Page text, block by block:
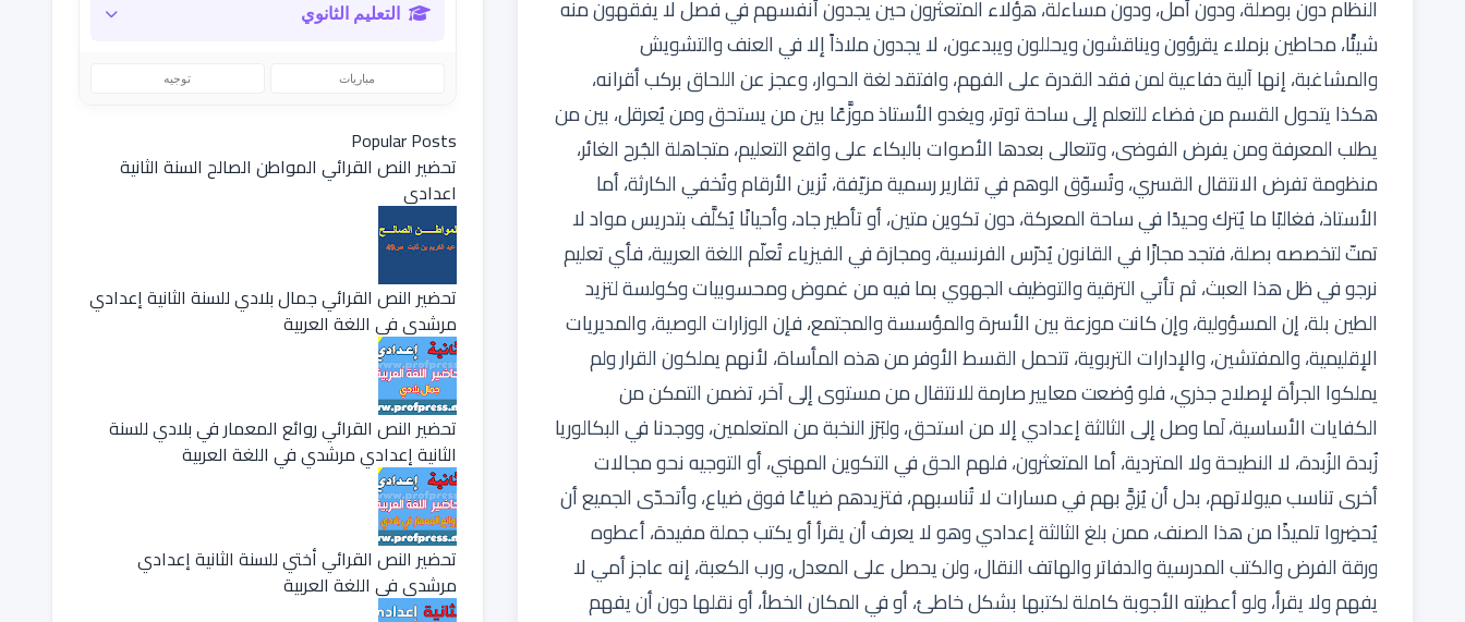
النظام دون بوصلة، ودون أمل، ودون مساءلة، هؤلاء المتعثرون حين يجدون أنفسهم في فصل لا يفقهون منه
شيئًا، محاطين بزملاء يقرؤون ويناقشون ويحللون ويبدعون، لا يجدون ملاذاً إلا في العنف والتشويش
والمشاغبة، إنها آلية دفاعية لمن فقد القدرة على الفهم، وافتقد لغة الحوار، وعجز عن اللحاق بركب أقرانه،
هكذا يتحول القسم من فضاء للتعلم إلى ساحة توتر، ويغدو الأستاذ موزَّعًا بين من يستحق ومن يُعرقل، بين من
يطلب المعرفة ومن يفرض الفوضى، وتتعالى بعدها الأصوات بالبكاء على واقع التعليم، متجاهلة الجُرح الغائر،
منظومة تفرض الانتقال القسري، وتُسوّق الوهم في تقارير رسمية مزيّفة، تُزين الأرقام وتُخفي الكارثة، أما
الأستاذ، فغالبًا ما يُترك وحيدًا في ساحة المعركة، دون تكوين متين، أو تأطير جاد، وأحيانًا يُكلَّف بتدريس مواد لا
تمتّ لتخصصه بصلة، فتجد مجازًا في القانون يُدرّس الفرنسية، ومجازة في الفيزياء تُعلّم اللغة العربية، فأي تعليم
نرجو في ظل هذا العبث، ثم تأتي الترقية والتوظيف الجهوي بما فيه من غموض ومحسوبيات وكولسة لتزيد
الطين بلة، إن المسؤولية، وإن كانت موزعة بين الأسرة والمؤسسة والمجتمع، فإن الوزارات الوصية، والمديريات
الإقليمية، والمفتشين، والإدارات التربوية، تتحمل القسط الأوفر من هذه المأساة، لأنهم يملكون القرار ولم
يملكوا الجرأة لإصلاح جذري، فلو وُضعت معايير صارمة للانتقال من مستوى إلى آخر، تضمن التمكن من
الكفايات الأساسية، لَما وصل إلى الثالثة إعدادي إلا من استحق، ولبَرَز النخبة من المتعلمين، ووجدنا في البكالوريا
زُبدة الزُبدة، لا النطيحة ولا المتردية، أما المتعثرون، فلهم الحق في التكوين المهني، أو التوجيه نحو مجالات
أخرى تناسب ميولاتهم، بدل أن يُزجَّ بهم في مسارات لا تُناسبهم، فتزيدهم ضياعًا فوق ضياع، وأتحدّى الجميع أن
يُحضِروا تلميذًا من هذا الصنف، ممن بلغ الثالثة إعدادي وهو لا يعرف أن يقرأ أو يكتب جملة مفيدة، أعطوه
ورقة الفرض والكتب المدرسية والدفاتر والهاتف النقال، ولن يحصل على المعدل، ورب الكعبة، إنه عاجز أمي لا
يفهم ولا يقرأ، ولو أعطيته الأجوبة كاملة لكتبها بشكل خاطئ، أو في المكان الخطأ، أو نقلها دون أن يفهم
التعليم الثانوي
مباريات توجيه
Popular Posts
تحضير النص القرائي المواطن الصالح السنة الثانية
اعدادي
تحضير النص القرائي جمال بلادي للسنة الثانية إعدادي
مرشدي في اللغة العربية
تحضير النص القرائي روائع المعمار في بلادي للسنة
الثانية إعدادي مرشدي في اللغة العربية
تحضير النص القرائي أختي للسنة الثانية إعدادي
مرشدي في اللغة العربية